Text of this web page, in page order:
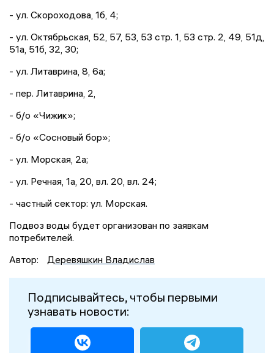
- ул. Скороходова, 1б, 4;
- ул. Октябрьская, 52, 57, 53, 53 стр. 1, 53 стр. 2, 49, 51д,
51а, 51б, 32, 30;
- ул. Литаврина, 8, 6а;
- пер. Литаврина, 2,
- б/о «Чижик»;
- б/о «Сосновый бор»;
- ул. Морская, 2а;
- ул. Речная, 1а, 20, вл. 20, вл. 24;
- частный сектор: ул. Морская.
Подвоз воды будет организован по заявкам
потребителей.
Автор:
Деревяшкин Владислав
Подписывайтесь, чтобы первыми
узнавать новости: